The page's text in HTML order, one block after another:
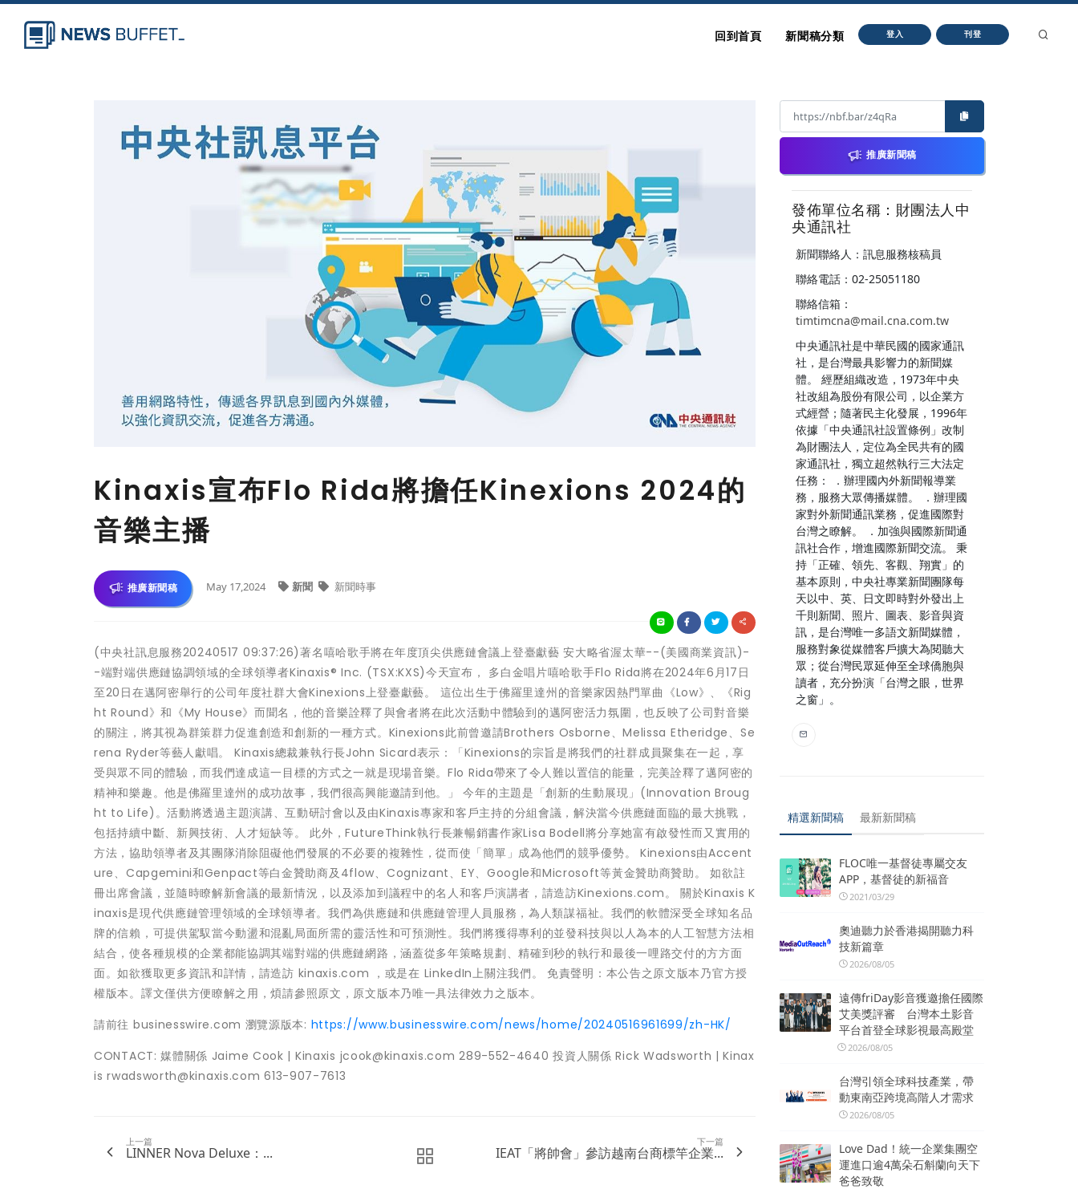
回到首頁 新聞稿分類 登入 刊登
Kinaxis宣布Flo Rida將擔任Kinexions 2024的
音樂主播
推廣新聞稿 May 17,2024 新聞 新聞時事
(中央社訊息服務20240517 09:37:26)著名嘻哈歌手將在年度頂尖供應鏈會議上登臺獻藝 安大略省渥太華--(美國商業資訊)-
-端對端供應鏈協調領域的全球領導者Kinaxis® Inc. (TSX:KXS)今天宣布， 多白金唱片嘻哈歌手Flo Rida將在2024年6月17日
至20日在邁阿密舉行的公司年度社群大會Kinexions上登臺獻藝。 這位出生于佛羅里達州的音樂家因熱門單曲《Low》、《Rig
ht Round》和《My House》而聞名，他的音樂詮釋了與會者將在此次活動中體驗到的邁阿密活力氛圍，也反映了公司對音樂
的關注，將其視為群策群力促進創造和創新的一種方式。Kinexions此前曾邀請Brothers Osborne、Melissa Etheridge、Se
rena Ryder等藝人獻唱。 Kinaxis總裁兼執行長John Sicard表示：「Kinexions的宗旨是將我們的社群成員聚集在一起，享
受與眾不同的體驗，而我們達成這一目標的方式之一就是現場音樂。Flo Rida帶來了令人難以置信的能量，完美詮釋了邁阿密的
精神和樂趣。他是佛羅里達州的成功故事，我們很高興能邀請到他。」 今年的主題是「創新的生動展現」(Innovation Broug
ht to Life)。活動將透過主題演講、互動研討會以及由Kinaxis專家和客戶主持的分組會議，解決當今供應鏈面臨的最大挑戰，
包括持續中斷、新興技術、人才短缺等。 此外，FutureThink執行長兼暢銷書作家Lisa Bodell將分享她富有啟發性而又實用的
方法，協助領導者及其團隊消除阻礙他們發展的不必要的複雜性，從而使「簡單」成為他們的競爭優勢。 Kinexions由Accent
ure、Capgemini和Genpact等白金贊助商及4flow、Cognizant、EY、Google和Microsoft等黃金贊助商贊助。 如欲註
冊出席會議，並隨時瞭解新會議的最新情況，以及添加到議程中的名人和客戶演講者，請造訪Kinexions.com。 關於Kinaxis K
inaxis是現代供應鏈管理領域的全球領導者。我們為供應鏈和供應鏈管理人員服務，為人類謀福祉。我們的軟體深受全球知名品
牌的信賴，可提供駕馭當今動盪和混亂局面所需的靈活性和可預測性。我們將獲得專利的並發科技與以人為本的人工智慧方法相
結合，使各種規模的企業都能協調其端對端的供應鏈網路，涵蓋從多年策略規劃、精確到秒的執行和最後一哩路交付的方方面
面。如欲獲取更多資訊和詳情，請造訪 kinaxis.com ，或是在 LinkedIn上關注我們。 免責聲明：本公告之原文版本乃官方授
權版本。譯文僅供方便瞭解之用，煩請參照原文，原文版本乃唯一具法律效力之版本。
請前往 businesswire.com 瀏覽源版本: https://www.businesswire.com/news/home/20240516961699/zh-HK/
CONTACT: 媒體關係 Jaime Cook | Kinaxis jcook@kinaxis.com 289-552-4640 投資人關係 Rick Wadsworth | Kinax
is rwadsworth@kinaxis.com 613-907-7613
上一篇
LINNER Nova Deluxe：...
下一篇
IEAT「將帥會」參訪越南台商標竿企業...
推廣新聞稿
發佈單位名稱：財團法人中
央通訊社
新聞聯絡人：訊息服務核稿員
聯絡電話：02-25051180
聯絡信箱：
timtimcna@mail.cna.com.tw
中央通訊社是中華民國的國家通訊
社，是台灣最具影響力的新聞媒
體。 經歷組織改造，1973年中央
社改組為股份有限公司，以企業方
式經營；隨著民主化發展，1996年
依據「中央通訊社設置條例」改制
為財團法人，定位為全民共有的國
家通訊社，獨立超然執行三大法定
任務： ．辦理國內外新聞報導業
務，服務大眾傳播媒體。 ．辦理國
家對外新聞通訊業務，促進國際對
台灣之瞭解。 ．加強與國際新聞通
訊社合作，增進國際新聞交流。 秉
持「正確、領先、客觀、翔實」的
基本原則，中央社專業新聞團隊每
天以中、英、日文即時對外發出上
千則新聞、照片、圖表、影音與資
訊，是台灣唯一多語文新聞媒體，
服務對象從媒體客戶擴大為閱聽大
眾；從台灣民眾延伸至全球僑胞與
讀者，充分扮演「台灣之眼，世界
之窗」。
精選新聞稿 最新新聞稿
FLOC唯一基督徒專屬交友
APP，基督徒的新福音
2021/03/29
奧迪聽力於香港揭開聽力科
技新篇章
2026/08/05
遠傳friDay影音獲邀擔任國際
艾美獎評審 台灣本土影音
平台首登全球影視最高殿堂
2026/08/05
台灣引領全球科技產業，帶
動東南亞跨境高階人才需求
2026/08/05
Love Dad！統一企業集團空
運進口逾4萬朵石斛蘭向天下
爸爸致敬